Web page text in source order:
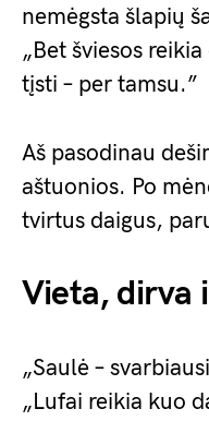
nemėgsta šlapių
„Bet šviesos
tįsti – per tamsu.”
Aš pasodinau
aštuonios. Po
tvirtus daigus,
Vieta, dirva
„Saulė –
„Lufai reikia kuo